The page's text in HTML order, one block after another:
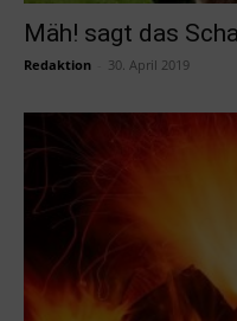
Mäh! sagt das
Redaktion 30. April 2019